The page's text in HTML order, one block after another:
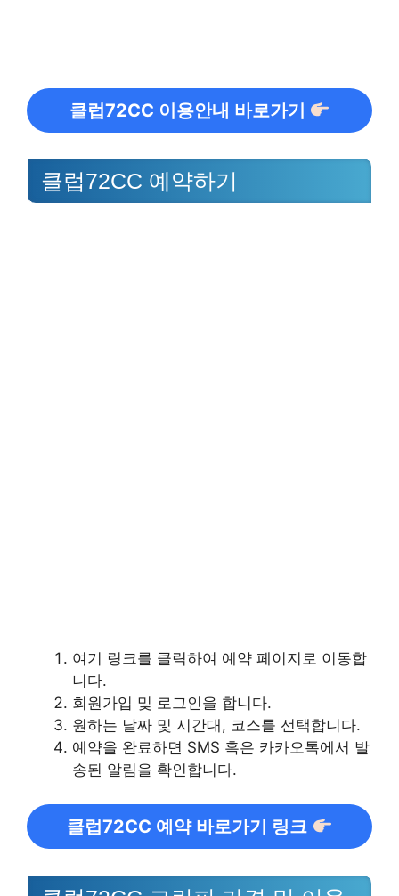
클럽72CC 이용안내 바로가기
클럽72CC 예약하기
여기 링크를 클릭하여 예약 페이지로 이동합
니다.
회원가입 및 로그인을 합니다.
원하는 날짜 및 시간대, 코스를 선택합니다.
예약을 완료하면 SMS 혹은 카카오톡에서 발
송된 알림을 확인합니다.
클럽72CC 예약 바로가기 링크